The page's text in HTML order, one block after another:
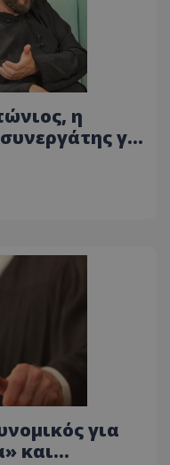
η
για
ξέπλυμα
για
και